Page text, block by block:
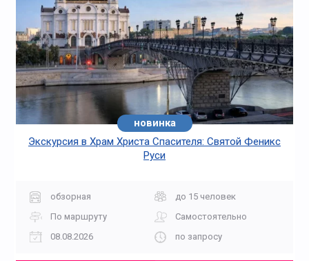
новинка
Экскурсия в Храм Христа Спасителя: Святой Феникс
Руси
обзорная
до 15 человек
По маршруту
Самостоятельно
08.08.2026
по запросу